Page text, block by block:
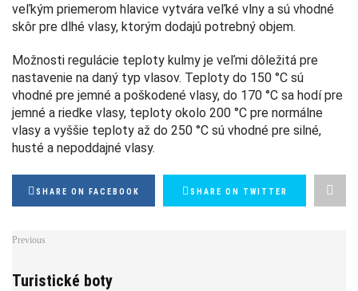
veľkým priemerom hlavice vytvára veľké vlny a sú vhodné
skôr pre dlhé vlasy, ktorým dodajú potrebný objem.
Možnosti regulácie teploty kulmy je veľmi dôležitá pre
nastavenie na daný typ vlasov. Teploty do 150 °C sú
vhodné pre jemné a poškodené vlasy, do 170 °C sa hodí pre
jemné a riedke vlasy, teploty okolo 200 °C pre normálne
vlasy a vyššie teploty až do 250 °C sú vhodné pre silné,
husté a nepoddajné vlasy.
SHARE ON FACEBOOK SHARE ON TWITTER
Previous
Turistické boty